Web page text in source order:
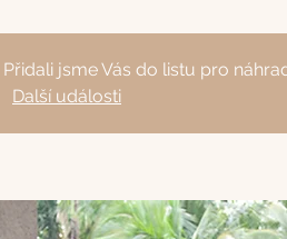
jsme Vás do listu pro
Další události